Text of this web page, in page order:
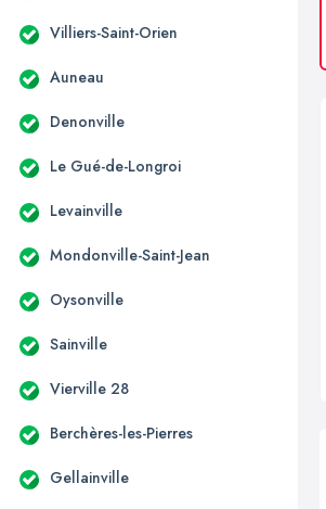
Villiers-Saint-Orien
Auneau
Denonville
Le Gué-de-Longroi
Levainville
Mondonville-Saint-Jean
Oysonville
Sainville
Vierville 28
Berchères-les-Pierres
Gellainville